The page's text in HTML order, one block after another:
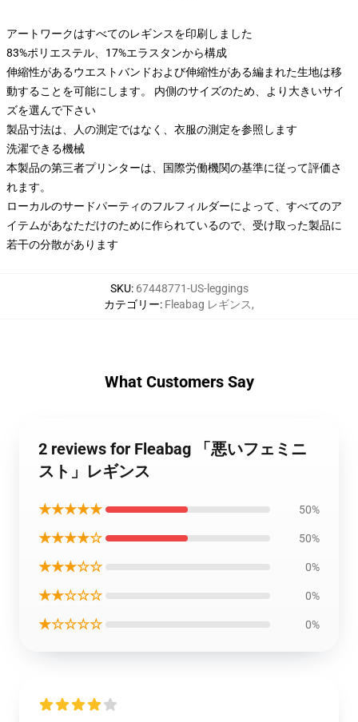
アートワークはすべてのレギンスを印刷しました
83%ポリエステル、17%エラスタンから構成
伸縮性があるウエストバンドおよび伸縮性がある編まれた生地は移
動することを可能にします。 内側のサイズのため、より大きいサイ
ズを選んで下さい
製品寸法は、人の測定ではなく、衣服の測定を参照します
洗濯できる機械
本製品の第三者プリンターは、国際労働機関の基準に従って評価さ
れます。
ローカルのサードパーティのフルフィルダーによって、すべてのア
イテムがあなただけのために作られているので、受け取った製品に
若干の分散があります
SKU: 67448771-US-leggings
カテゴリー: Fleabag レギンス,
What Customers Say
2 reviews for Fleabag 「悪いフェミニ
スト」レギンス
★★★★★ 50%
★★★★☆ 50%
★★★☆☆ 0%
★★☆☆☆ 0%
★☆☆☆☆ 0%